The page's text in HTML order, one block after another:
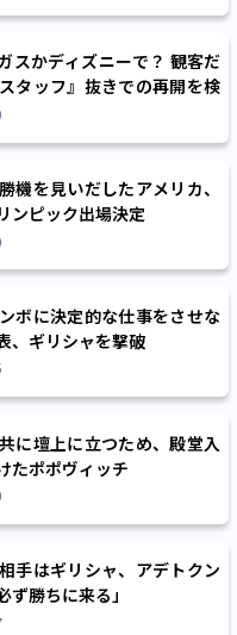
スかディズニーで？ 観客だ
タッフ』抜きでの再開を検
機を見いだしたアメリカ、
ンピック出場決定
ボに決定的な仕事をさせな
、ギリシャを撃破
に壇上に立つため、殿堂入
たポポヴィッチ
手はギリシャ、アデトクン
勝ちに来る」